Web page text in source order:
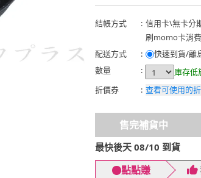
結帳方式 : 信用卡\無卡分
刷momo卡消
配送方式
: 快速到貨/離
數量
: 庫存低
折價券
: 查看可使用的
售完補貨中
最快後天 08/10 到貨
點點賺